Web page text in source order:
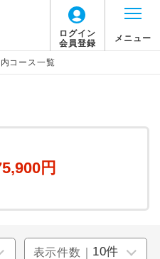
ログイン
会員登録
メニュー
コース一覧
円
表示件数｜